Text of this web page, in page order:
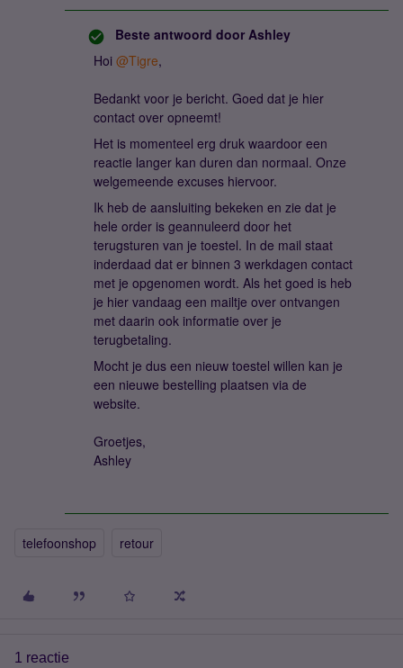
Beste antwoord door Ashley
Hoi @Tigre,
Bedankt voor je bericht. Goed dat je hier
contact over opneemt!
Het is momenteel erg druk waardoor een
reactie langer kan duren dan normaal. Onze
welgemeende excuses hiervoor.
Ik heb de aansluiting bekeken en zie dat je
hele order is geannuleerd door het
terugsturen van je toestel. In de mail staat
inderdaad dat er binnen 3 werkdagen contact
met je opgenomen wordt. Als het goed is heb
je hier vandaag een mailtje over ontvangen
met daarin ook informatie over je
terugbetaling.
Mocht je dus een nieuw toestel willen kan je
een nieuwe bestelling plaatsen via de
website.
Groetjes,
Ashley
telefoonshop retour
1 reactie